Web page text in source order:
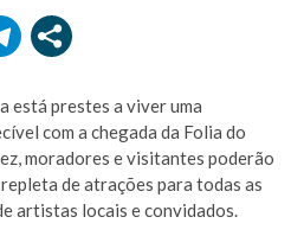
está prestes a viver uma
com a chegada da Folia do
moradores e visitantes poderão
de atrações para todas as
artistas locais e convidados.